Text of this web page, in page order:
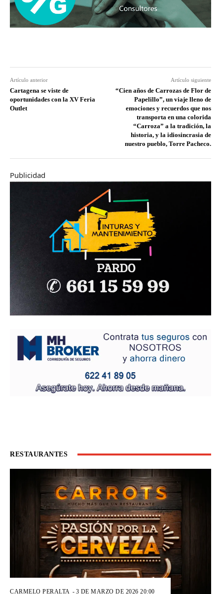
Artículo anterior
Cartagena se viste de
oportunidades con la XV Feria
Outlet
Artículo siguiente
“Cien años de Carrozas de Flor de
Papelillo”, un viaje lleno de
emociones y recuerdos que nos
transporta en una colorida
“Carroza” a la tradición, la
historia, y la idiosincrasia de
nuestro pueblo, Torre Pacheco.
Publicidad
RESTAURANTES
CARMELO PERALTA - 3 DE MARZO DE 2026 20:00